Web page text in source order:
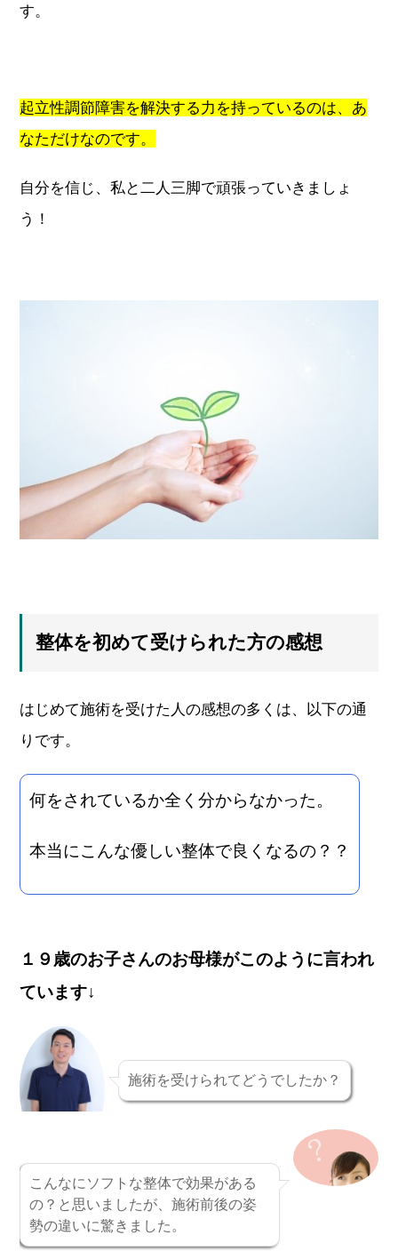
す。
起立性調節障害を解決する力を持っているのは、あ
なただけなのです。
自分を信じ、私と二人三脚で頑張っていきましょ
う！
整体を初めて受けられた方の感想
はじめて施術を受けた人の感想の多くは、以下の通
りです。
何をされているか全く分からなかった。
本当にこんな優しい整体で良くなるの？？
１９歳のお子さんのお母様がこのように言われ
ています↓
施術を受けられてどうでしたか？
こんなにソフトな整体で効果がある
の？と思いましたが、施術前後の姿
勢の違いに驚きました。